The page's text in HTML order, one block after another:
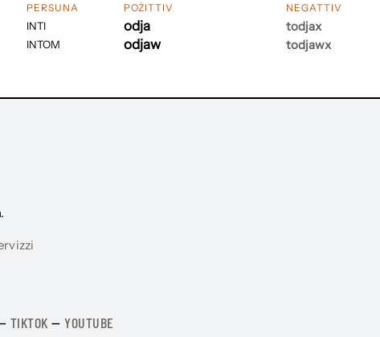
PERSUNA
INTI
INTOM
POŻITTIV
odja
odjaw
NEGATTIV
todjax
todjawx
TIKTOK — YOUTUBE